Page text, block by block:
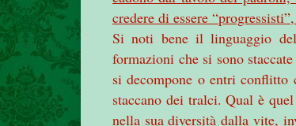
credere di essere
Si noti bene il linguaggio
formazioni che si sono
si decompone o entri conflitto
staccano dei tralci. Qual è
nella sua diversità dalla vite,